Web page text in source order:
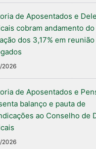
de Aposentados e
cobram andamento
dos 3,17% em
2026
de Aposentados e
balanço e pauta de
ao Conselho de
2026